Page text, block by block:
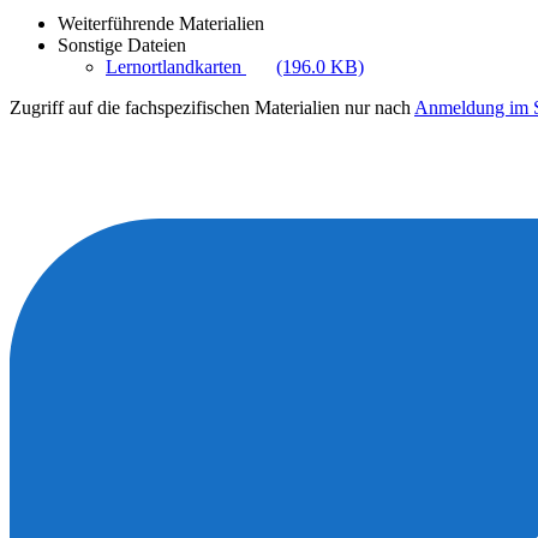
Weiterführende Materialien
Sonstige Dateien
Lernortlandkarten
(196.0 KB)
Zugriff auf die fachspezifischen Materialien nur nach Anmeldung im